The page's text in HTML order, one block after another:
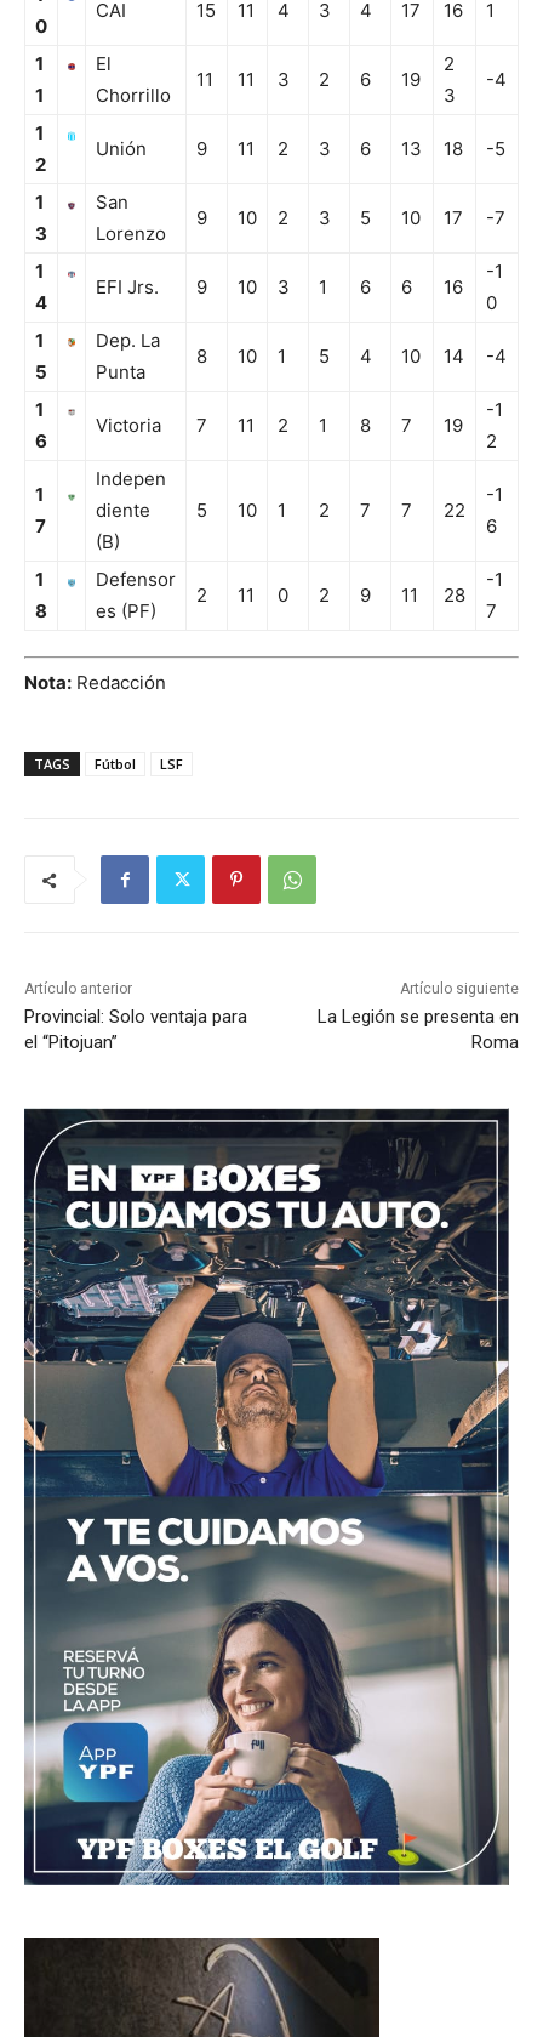
0
CAI 15 11 4 3 4 17 16 1
1
1
El
Chorrillo
11 11 3 2 6 19
2
3
-4
1
2
Unión 9 11 2 3 6 13 18 -5
1
3
San
Lorenzo
9 10 2 3 5 10 17 -7
1
4
EFI Jrs. 9 10 3 1 6 6 16
-1
0
1
5
Dep. La
Punta
8 10 1 5 4 10 14 -4
1
6
Victoria 7 11 2 1 8 7 19
-1
2
1
7
Indepen
diente
(B)
5 10 1 2 7 7 22
-1
6
1
8
Defensor
es (PF)
2 11 0 2 9 11 28
-1
7
Nota: Redacción
TAGS Fútbol LSF
Artículo anterior
Provincial: Solo ventaja para
el “Pitojuan”
Artículo siguiente
La Legión se presenta en
Roma